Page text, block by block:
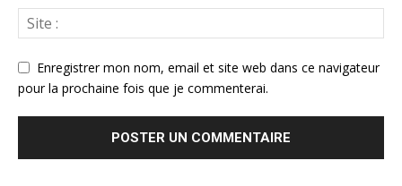
Enregistrer mon nom, email et site web dans ce navigateur
pour la prochaine fois que je commenterai.